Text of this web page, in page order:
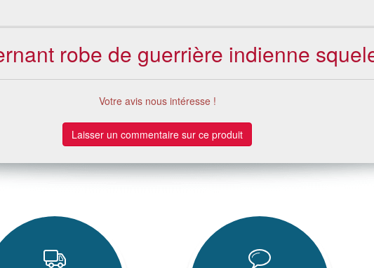
robe de guerrière indienne
Votre avis nous intéresse !
Laisser un commentaire sur ce produit